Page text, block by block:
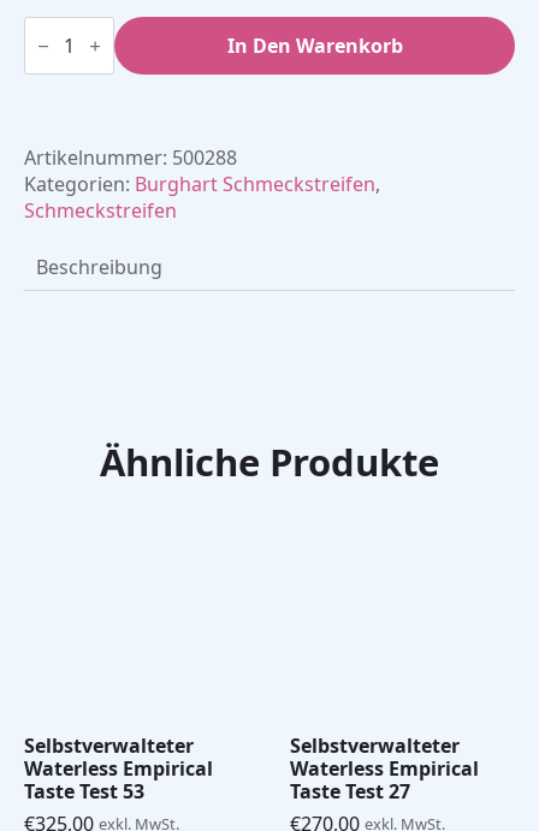
Capsaicin
Schmeckstreifen
x
In Den Warenkorb
Artikelnummer: 500288
Kategorien: Burghart Schmeckstreifen,
Schmeckstreifen
Beschreibung
Ähnliche Produkte
Selbstverwalteter
Waterless Empirical
Taste Test 53
€325,00 exkl. MwSt.
Selbstverwalteter
Waterless Empirical
Taste Test 27
€270,00 exkl. MwSt.